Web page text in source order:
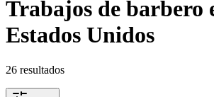
Trabajos de barbero
Estados Unidos
26 resultados